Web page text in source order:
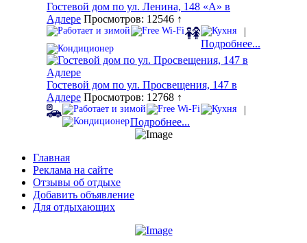
Гостевой дом по ул. Ленина, 148 «А» в
Адлере Просмотров: 12546 ↑
|
Подробнее...
Гостевой дом по ул. Просвещения, 147 в
Адлере Просмотров: 12768 ↑
|
Подробнее...
Главная
Реклама на сайте
Отзывы об отдыхе
Добавить объявление
Для отдыхающих